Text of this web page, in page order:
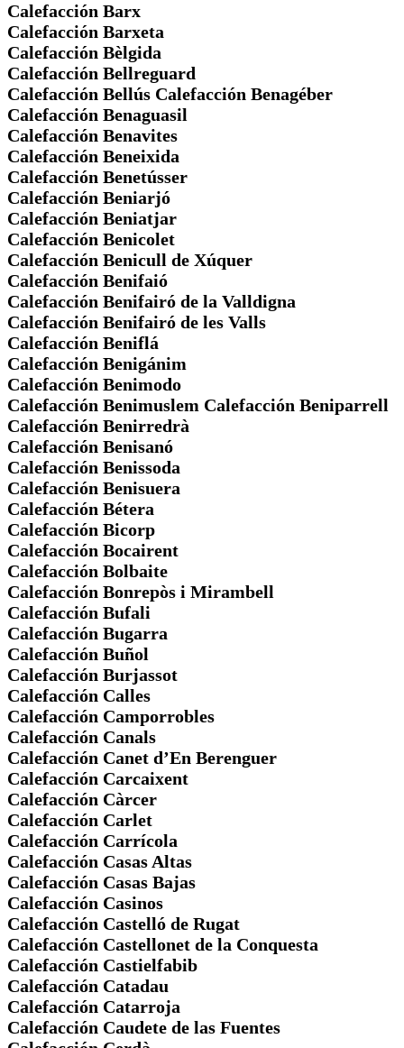
Calefacción Barx
Calefacción Barxeta
Calefacción Bèlgida
Calefacción Bellreguard
Calefacción Bellús Calefacción Benagéber
Calefacción Benaguasil
Calefacción Benavites
Calefacción Beneixida
Calefacción Benetússer
Calefacción Beniarjó
Calefacción Beniatjar
Calefacción Benicolet
Calefacción Benicull de Xúquer
Calefacción Benifaió
Calefacción Benifairó de la Valldigna
Calefacción Benifairó de les Valls
Calefacción Beniflá
Calefacción Benigánim
Calefacción Benimodo
Calefacción Benimuslem Calefacción Beniparrell
Calefacción Benirredrà
Calefacción Benisanó
Calefacción Benissoda
Calefacción Benisuera
Calefacción Bétera
Calefacción Bicorp
Calefacción Bocairent
Calefacción Bolbaite
Calefacción Bonrepòs i Mirambell
Calefacción Bufali
Calefacción Bugarra
Calefacción Buñol
Calefacción Burjassot
Calefacción Calles
Calefacción Camporrobles
Calefacción Canals
Calefacción Canet d’En Berenguer
Calefacción Carcaixent
Calefacción Càrcer
Calefacción Carlet
Calefacción Carrícola
Calefacción Casas Altas
Calefacción Casas Bajas
Calefacción Casinos
Calefacción Castelló de Rugat
Calefacción Castellonet de la Conquesta
Calefacción Castielfabib
Calefacción Catadau
Calefacción Catarroja
Calefacción Caudete de las Fuentes